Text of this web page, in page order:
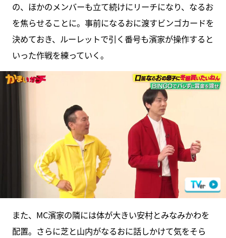
の、ほかのメンバーも立て続けにリーチになり、なるお
を焦らせることに。事前になるおに渡すビンゴカードを
決めておき、ルーレットで引く番号も濱家が操作すると
いった作戦を練っていく。
また、MC濱家の隣には体が大きい安村とみなみかわを
配置。さらに芝と山内がなるおに話しかけて気をそら